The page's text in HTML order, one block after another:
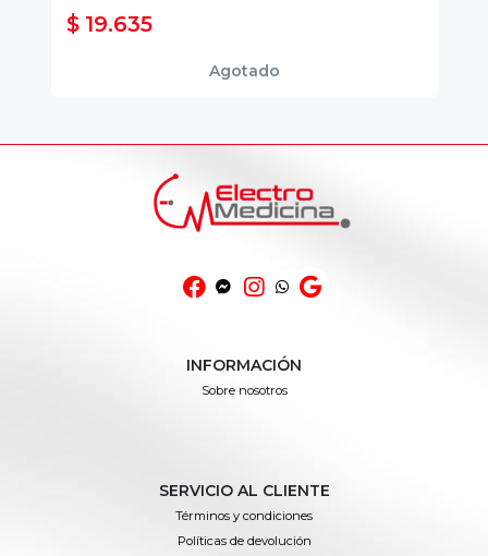
$ 19.635
Agotado
INFORMACIÓN
Sobre nosotros
SERVICIO AL CLIENTE
Términos y condiciones
Políticas de devolución